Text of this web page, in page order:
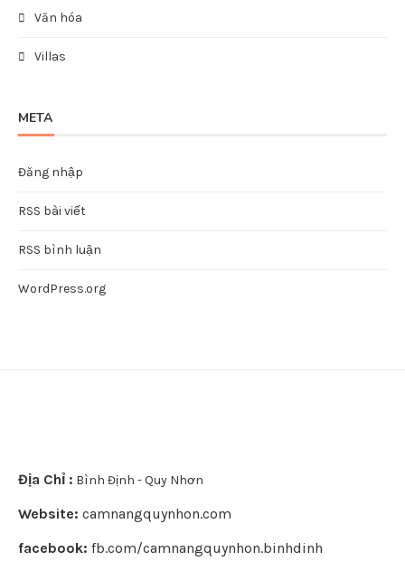
Văn hóa
Villas
META
Đăng nhập
RSS bài viết
RSS bình luận
WordPress.org
Địa Chỉ : Bình Định - Quy Nhơn
Website: camnangquynhon.com
facebook: fb.com/camnangquynhon.binhdinh